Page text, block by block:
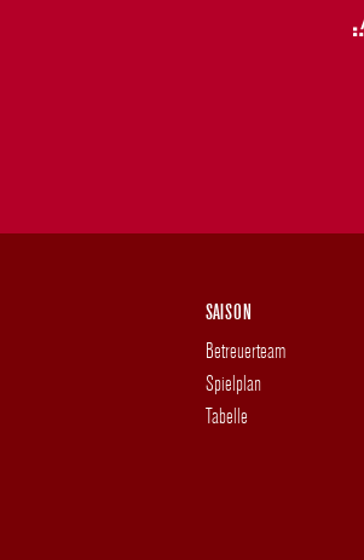
SAISON
Betreuerteam
Spielplan
Tabelle